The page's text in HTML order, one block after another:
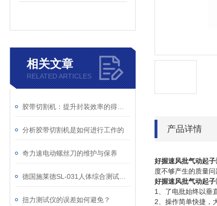
相关文章
RELATED ARTICLES
分析胶带切割机是如何进行工作的
奇力速电动螺丝刀的维护与保养
扭力测试仪的误差如何避免？
产品详情
好握速风批气动起
度不够产生的质量
好握速风批气动起
1、了电批始终以垂
2、操作简单快捷，